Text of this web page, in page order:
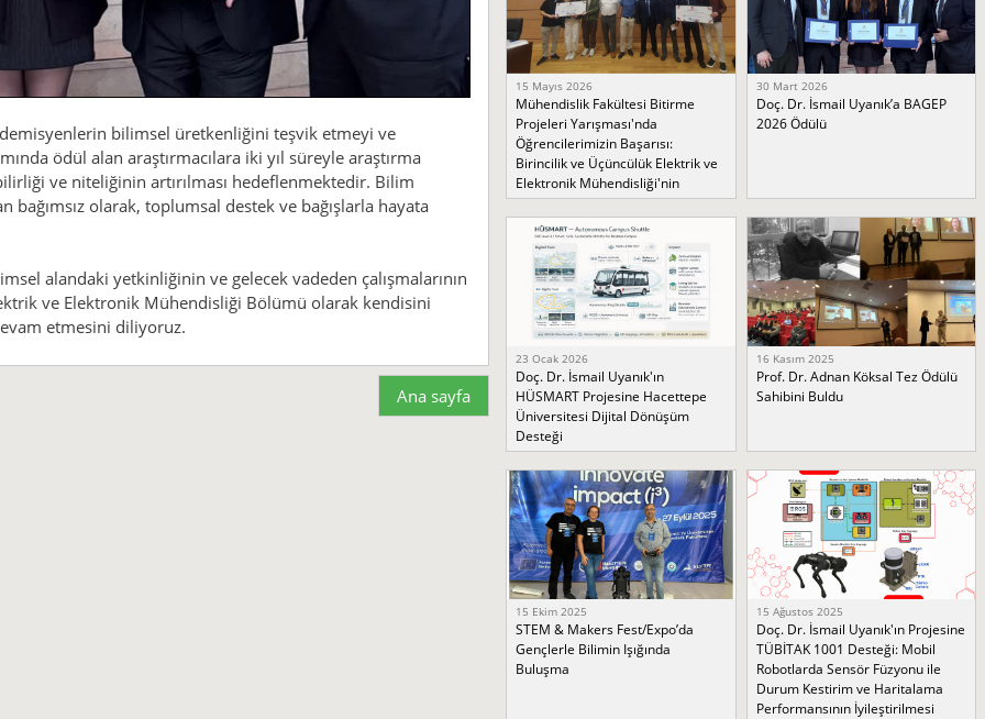
bilimsel üretkenliğini teşvik etmeyi ve
ödül alan araştırmacılara iki yıl süreyle araştırma
ve niteliğinin artırılması hedeflenmektedir. Bilim
olarak, toplumsal destek ve bağışlarla hayata
alandaki yetkinliğinin ve gelecek vadeden çalışmalarının
ve Elektronik Mühendisliği Bölümü olarak kendisini
etmesini diliyoruz.
Ana sayfa
15 Mayıs 2026
Mühendislik Fakültesi Bitirme
Projeleri Yarışması'nda
Öğrencilerimizin Başarısı:
Birincilik ve Üçüncülük Elektrik ve
Elektronik Mühendisliği'nin
30 Mart 2026
Doç. Dr. İsmail Uyanık’a BAGEP
2026 Ödülü
23 Ocak 2026
Doç. Dr. İsmail Uyanık'ın
HÜSMART Projesine Hacettepe
Üniversitesi Dijital Dönüşüm
Desteği
16 Kasım 2025
Prof. Dr. Adnan Köksal Tez Ödülü
Sahibini Buldu
15 Ekim 2025
STEM & Makers Fest/Expo’da
Gençlerle Bilimin Işığında
Buluşma
15 Ağustos 2025
Doç. Dr. İsmail Uyanık'ın Projesine
TÜBİTAK 1001 Desteği: Mobil
Robotlarda Sensör Füzyonu ile
Durum Kestirim ve Haritalama
Performansının İyileştirilmesi